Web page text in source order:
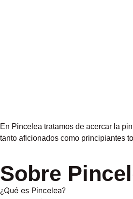
En Pincelea tratamos de acercar la
tanto aficionados como principiantes
Sobre
¿Qué es Pincelea?